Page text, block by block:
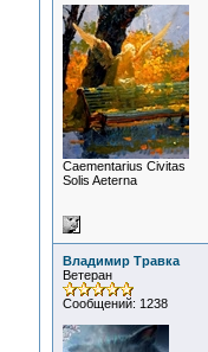
Сaementarius Civitas
Solis Aeterna
Владимир Травка
Ветеран
Сообщений: 1238